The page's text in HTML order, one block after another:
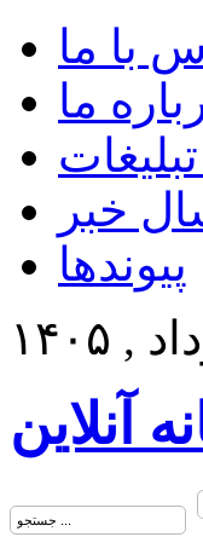
با ما
ما
خبر
پیوندها
آنلاین